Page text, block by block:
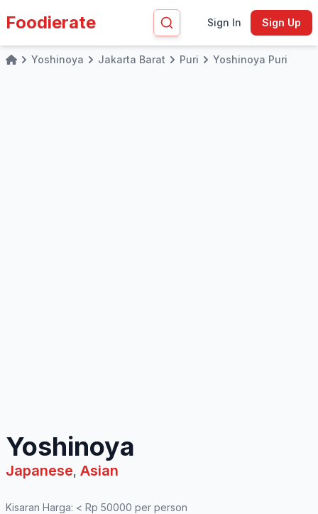
Foodierate Sign In Sign Up
Home Yoshinoya Jakarta Barat Puri Yoshinoya Puri
Yoshinoya
Japanese, Asian
Kisaran Harga: < Rp 50000 per person